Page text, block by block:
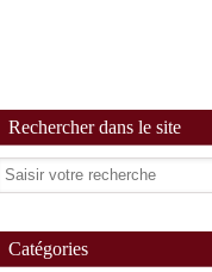
Rechercher dans le site
Catégories